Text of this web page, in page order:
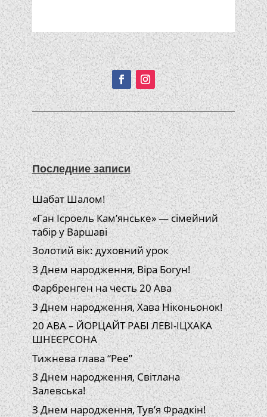
Подписывайтесь!
Последние записи
Шабат Шалом!
«Ган Ісроель Кам’янське» — сімейний
табір у Варшаві
Золотий вік: духовний урок
З Днем народження, Віра Богун!
Фарбренген на честь 20 Ава
З Днем народження, Хава Ніконьонок!
20 АВА – ЙОРЦАЙТ РАБІ ЛЕВІ-ІЦХАКА
ШНЕЄРСОНА
Тижнева глава “Рее”
З Днем народження, Світлана
Залевська!
З Днем народження, Тув’я Фрадкін!